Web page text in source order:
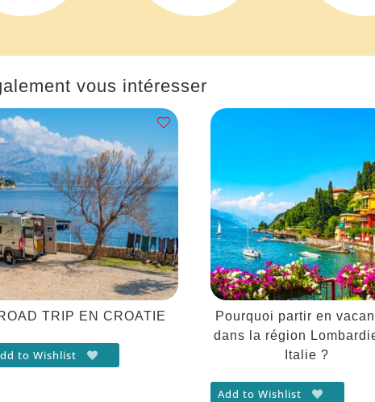
vous intéresser
TRIP EN CROATIE
to Wishlist
Pourquoi partir en
dans la région
Italie ?
Add to Wishlist